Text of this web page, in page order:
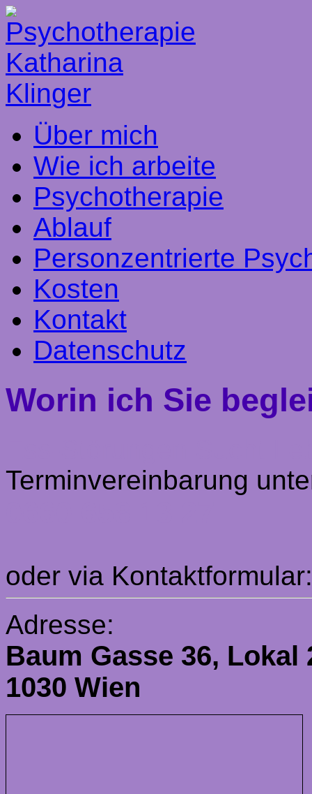
Über mich
Wie ich arbeite
Psychotherapie
Ablauf
Personzentrierte
Kosten
Kontakt
Datenschutz
Worin ich Sie
Terminvereinbarung
oder via
Adresse:
Baum Gasse 36, Lokal
1030 Wien